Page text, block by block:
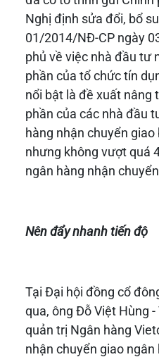
Nghị định sửa đổi, bổ
01/2014/NĐ-CP ngày
phủ về việc nhà đầu tư
phần của tổ chức tín
nổi bật là đề xuất nâng
phần của các nhà đầu
hàng nhận chuyển
nhưng không vượt quá
ngân hàng nhận
Nên đẩy nhanh tiến độ
Tại Đại hội đồng cổ
qua, ông Đỗ Việt Hùng
quản trị Ngân hàng
nhận chuyển giao ngân